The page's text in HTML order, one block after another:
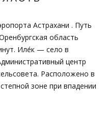
Астрахани . Путь
область
Иле́к — село в
центр
Расположено в
зоне при впадении